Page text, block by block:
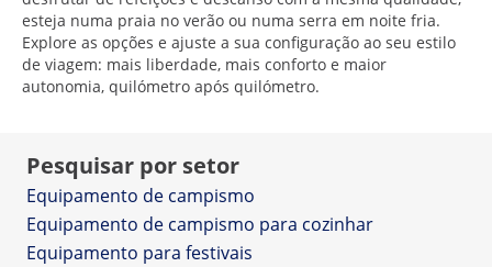
esteja numa praia no verão ou numa serra em noite fria.
Explore as opções e ajuste a sua configuração ao seu estilo
de viagem: mais liberdade, mais conforto e maior
autonomia, quilómetro após quilómetro.
Pesquisar por setor
Equipamento de campismo
Equipamento de campismo para cozinhar
Equipamento para festivais